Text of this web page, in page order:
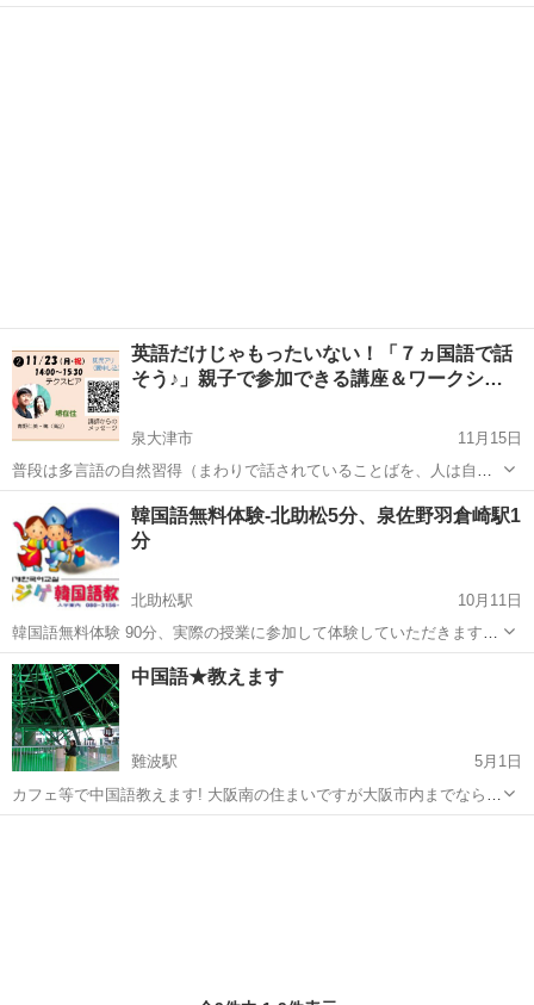
に話せるようになる）を、赤ちゃんからシニアの方まで一緒になって
英語だけじゃもったいない！「７ヵ国語で話
そう♪」親子で参加できる講座＆ワークシ…
泉大津市
11月15日
普段は多言語の自然習得（まわりで話されていることばを、人は自然
に話せるようになる）を、赤ちゃんからシニアの方まで一緒になって
活動しています。 そんなことばが育つ環境についてお話させてもらう
「講座」と、一緒に体験してもらう「...
大阪 泉大津市 その他語学 講座
韓国語無料体験-北助松5分、泉佐野羽倉崎駅1
分
北助松駅
10月11日
韓国語無料体験 90分、実際の授業に参加して体験していただきます。
入門クラス：ハングㇽの読み書き、発音 韓国人講師によ
り、正確な発音で読み書きできるようになります。 日本
人の苦手な発音、バッ...
大阪 泉大津市 北助松駅 韓国語
中国語★教えます
難波駅
5月1日
カフェ等で中国語教えます! 大阪南の住まいですが大阪市内までなら可
能です *１時間1500円 *交通費、カフェ代はお願いします。 大手EC○